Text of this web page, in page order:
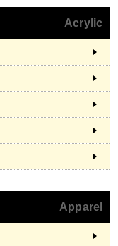
Acrylic
Apparel